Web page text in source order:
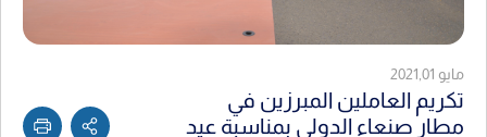
مايو 2021,01
تكريم العاملين المبرزين في
مطار صنعاء الدولي بمناسبة عيد